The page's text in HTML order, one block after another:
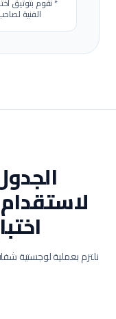
الفنية
نلتزم بعملية لوجستية